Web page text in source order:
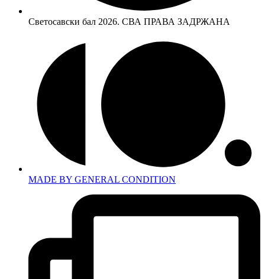
Светосавски бал 2026. СВА ПРАВА ЗАДРЖАНА
MADE BY GENERAL CONDITION